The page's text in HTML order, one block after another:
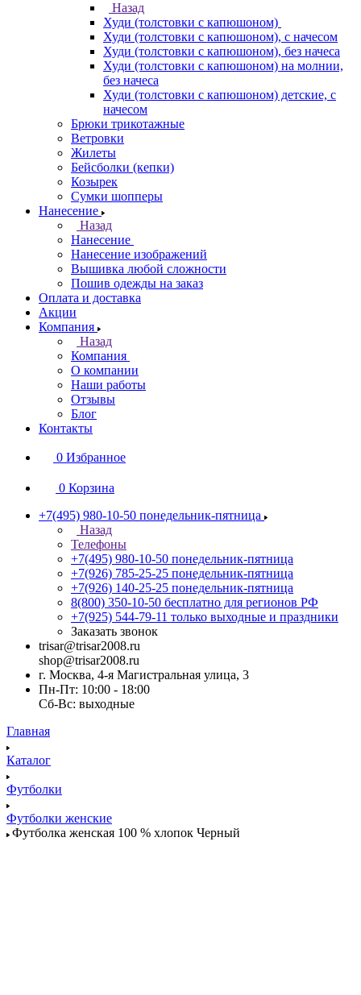
Назад
Худи (толстовки с капюшоном)
Худи (толстовки c капюшоном), с начесом
Худи (толстовки c капюшоном), без начеса
Худи (толстовки с капюшоном) на молнии,
без начеса
Худи (толстовки c капюшоном) детские, с
начесом
Брюки трикотажные
Ветровки
Жилеты
Бейсболки (кепки)
Козырек
Сумки шопперы
Нанесение
Назад
Нанесение
Нанесение изображений
Вышивка любой сложности
Пошив одежды на заказ
Оплата и доставка
Акции
Компания
Назад
Компания
О компании
Наши работы
Отзывы
Блог
Контакты
0 Избранное
0 Корзина
+7(495) 980-10-50 понедельник-пятница
Назад
Телефоны
+7(495) 980-10-50 понедельник-пятница
+7(926) 785-25-25 понедельник-пятница
+7(926) 140-25-25 понедельник-пятница
8(800) 350-10-50 бесплатно для регионов РФ
+7(925) 544-79-11 только выходные и праздники
Заказать звонок
trisar@trisar2008.ru
shop@trisar2008.ru
г. Москва, 4-я Магистральная улица, 3
Пн-Пт: 10:00 - 18:00
Сб-Вс: выходные
Главная
Каталог
Футболки
Футболки женские
Футболка женская 100 % хлопок Черный